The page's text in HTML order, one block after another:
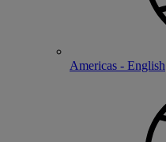
Americas - English